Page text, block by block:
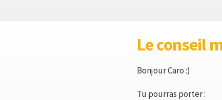
Le conseil
Bonjour Caro :)
Tu pourras porter :